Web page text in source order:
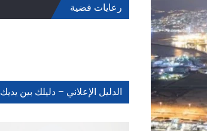
رعايات فضية
الدليل الإعلاني – دليلك بين يديك